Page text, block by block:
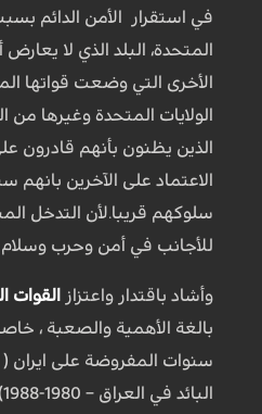
في استقرار الأمن الدائم
المتحدة، البلد الذي لا
الأخرى التي وضعت قواتها
الولايات المتحدة وغيرها من
الذين يظنون بأنهم قادرون
الاعتماد على الآخرين
سلوكهم قريبا.لأن التدخل
للأجانب في أمن وحرب وسلام
وأشاد باقتدار واعتزاز القوات
بالغة الأهمية والصعبة ،
سنوات المفروضة على
البائد في العراق – 1980-1988). ، قائلا إن اقتدار